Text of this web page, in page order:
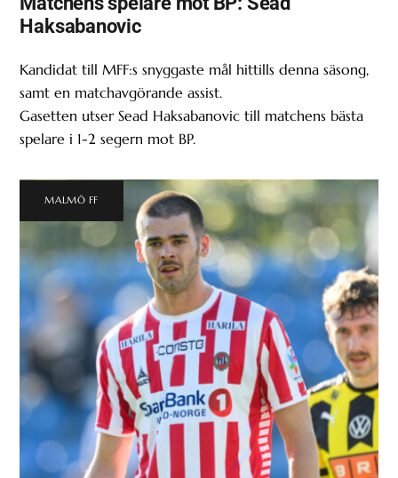
Haksabanovic
Kandidat till MFF:s snyggaste mål hittills denna säsong,
samt en matchavgörande assist.
Gasetten utser Sead Haksabanovic till matchens bästa
spelare i 1-2 segern mot BP.
MALMÖ FF